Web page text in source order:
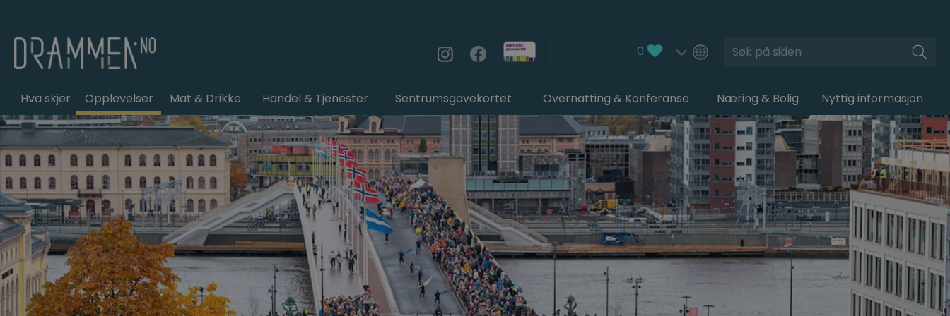
0 Søk
Hva skjer Opplevelser Mat & Drikke Handel & Tjenester Sentrumsgavekortet Overnatting & Konferanse Næring & Bolig Nyttig informasjon